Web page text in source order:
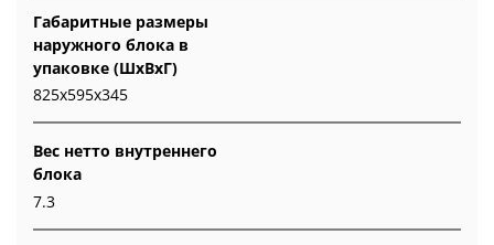
Габаритные размеры
наружного блока в
упаковке (ШxВxГ)
825x595x345
Вес нетто внутреннего
блока
7.3